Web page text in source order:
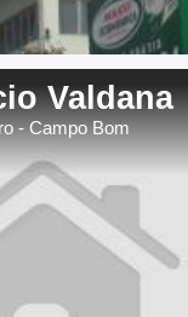
Valdana
- Campo Bom